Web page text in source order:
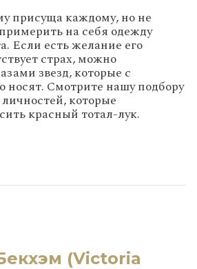
присуща каждому, но не
на себя одежду
Если есть желание его
страх, можно
звезд, которые с
носят. Смотрите нашу подбору
которые
красный тотал-лук.
(Victoria